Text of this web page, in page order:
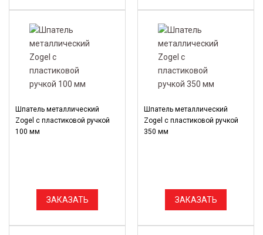
Шпатель металлический
Zogel с пластиковой ручкой
100 мм
ЗАКАЗАТЬ
Шпатель металлический
Zogel с пластиковой ручкой
350 мм
ЗАКАЗАТЬ